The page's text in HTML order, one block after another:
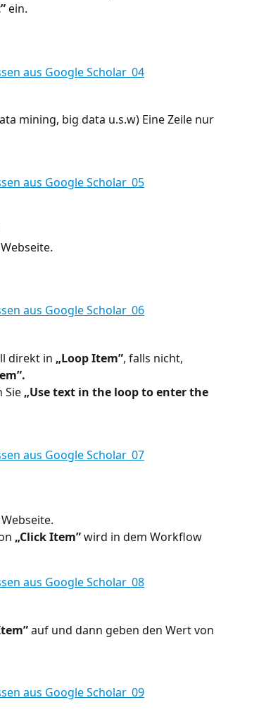
ein.
mining, big data u.s.w) Eine Zeile nur
direkt in „Loop Item”, falls nicht,
Sie „Use text in the loop to enter the
„Click Item” wird in dem Workflow
auf und dann geben den Wert von